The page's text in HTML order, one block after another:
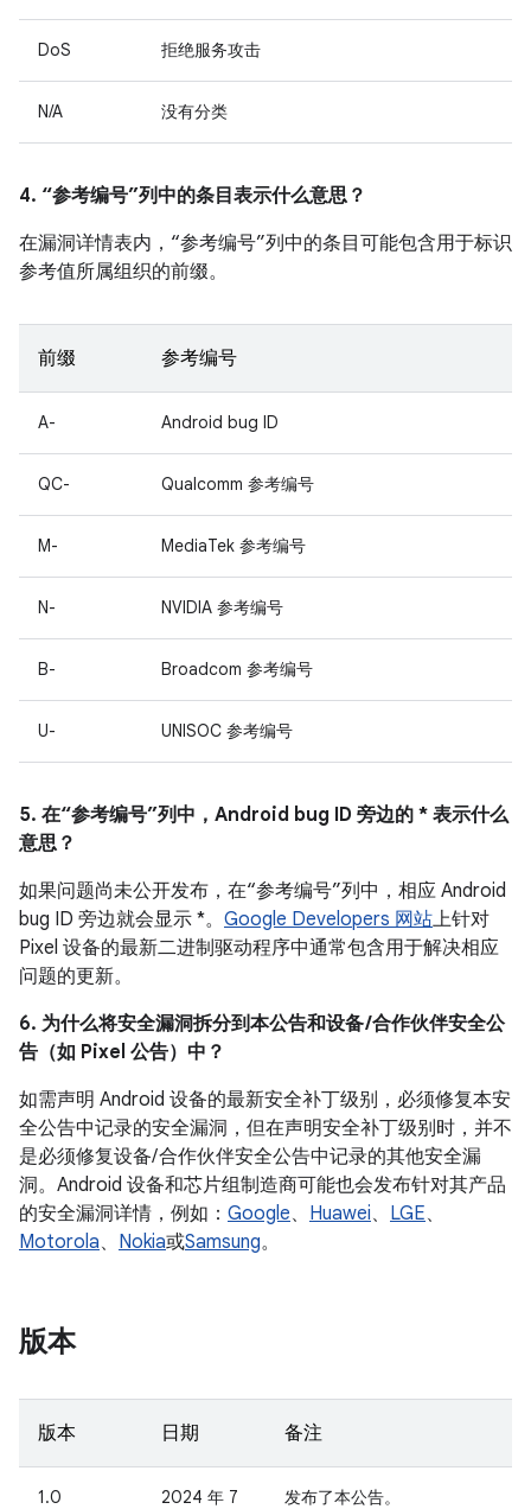
DoS 拒绝服务攻击
N/A 没有分类
4. “参考编号”列中的条目表示什么意思？
在漏洞详情表内，“参考编号”列中的条目可能包含用于标识
参考值所属组织的前缀。
前缀 参考编号
A- Android bug ID
QC- Qualcomm 参考编号
M- MediaTek 参考编号
N- NVIDIA 参考编号
B- Broadcom 参考编号
U- UNISOC 参考编号
5. 在“参考编号”列中，Android bug ID 旁边的 * 表示什么
意思？
如果问题尚未公开发布，在“参考编号”列中，相应 Android
bug ID 旁边就会显示 *。 Google Developers 网站上针对
Pixel 设备的最新二进制驱动程序中通常包含用于解决相应
问题的更新。
6. 为什么将安全漏洞拆分到本公告和设备 /合作伙伴安全公
告（如 Pixel 公告）中？
如需声明 Android 设备的最新安全补丁级别，必须修复本安
全公告中记录的安全漏洞，但在声明安全补丁级别时，并不
是必须修复设备/ 合作伙伴安全公告中记录的其他安全漏
洞。Android 设备和芯片组制造商可能也会发布针对其产品
的安全漏洞详情，例如： Google、 Huawei、 LGE、
Motorola、 Nokia或Samsung。
版本
版本 日期 备注
1.0
2024 年 7
发布了本公告。